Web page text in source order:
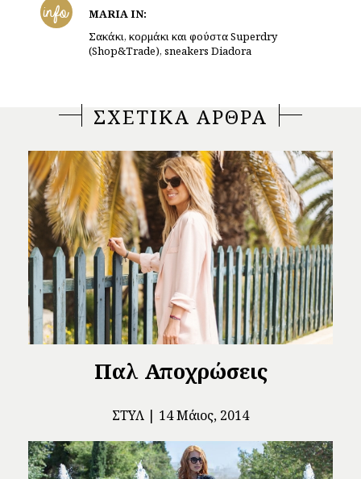
info
MARIA IN:
Σακάκι, κορμάκι και φούστα Superdry
(Shop&Trade), sneakers Diadora
ΣΧΕΤΙΚΑ ΑΡΘΡΑ
Παλ Αποχρώσεις
ΣΤΥΛ 14 Μάιος, 2014